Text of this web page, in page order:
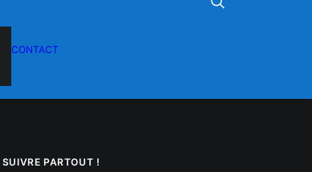
CONTACT
PARTOUT !